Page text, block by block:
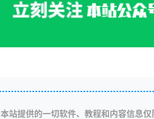
本站提供的一切软件、教程和内容信息